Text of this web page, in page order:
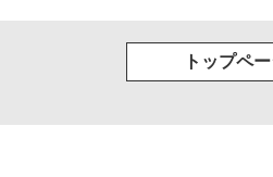
トップペ